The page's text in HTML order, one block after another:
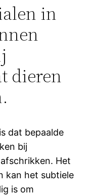
in
dieren
dat bepaalde
bij
Het
kan het subtiele
is om